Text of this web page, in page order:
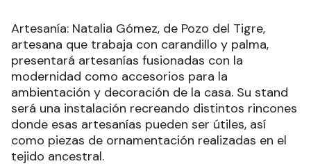
Artesanía: Natalia Gómez, de Pozo del Tigre,
artesana que trabaja con carandillo y palma,
presentará artesanías fusionadas con la
modernidad como accesorios para la
ambientación y decoración de la casa. Su stand
será una instalación recreando distintos rincones
donde esas artesanías pueden ser útiles, así
como piezas de ornamentación realizadas en el
tejido ancestral.